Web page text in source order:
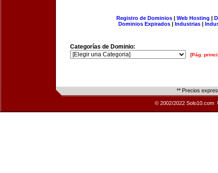
Registro de Dominios| Web Hosting |
Dominios Expirados | Industrias |
Categorías de Dominio:
[Pág.
** Precios
© 2002/2022 Solo10.com